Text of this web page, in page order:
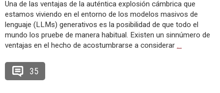
Una de las ventajas de la auténtica explosión cámbrica que
estamos viviendo en el entorno de los modelos masivos de
lenguaje (LLMs) generativos es la posibilidad de que todo el
mundo los pruebe de manera habitual. Existen un sinnúmero de
ventajas en el hecho de acostumbrarse a considerar …
35